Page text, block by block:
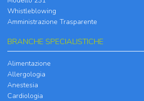
Whistleblowing
Amministrazione Trasparente
BRANCHE SPECIALISTICHE
Alimentazione
Allergologia
Anestesia
Cardiologia